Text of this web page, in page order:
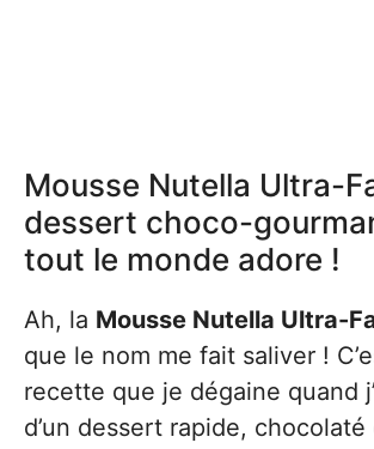
Mousse Nutella Ultra-
dessert choco-
tout le monde adore !
Ah, la Mousse Nutella Ultra-
que le nom me fait saliver !
recette que je dégaine quand
d’un dessert rapide,